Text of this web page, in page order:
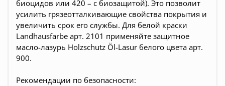
биоцидов или 420 – с биозащитой). Это позволит
усилить грязеотталкивающие свойства покрытия и
увеличить срок его службы. Для белой краски
Landhausfarbe арт. 2101 применяйте защитное
масло-лазурь Holzschutz Öl-Lasur белого цвета арт.
900.
Рекомендации по безопасности: